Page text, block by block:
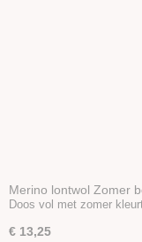
Merino lontwol Zomer
Doos vol met zomer
€ 13,25